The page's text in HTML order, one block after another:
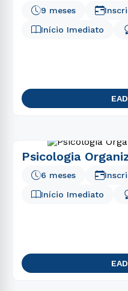
Início Imediato
9 meses
Psicologia
Início Imediato
6 meses